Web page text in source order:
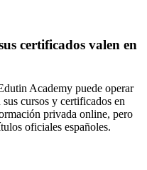
certificados valen en
Academy puede operar
cursos y certificados en
privada online, pero
oficiales españoles.